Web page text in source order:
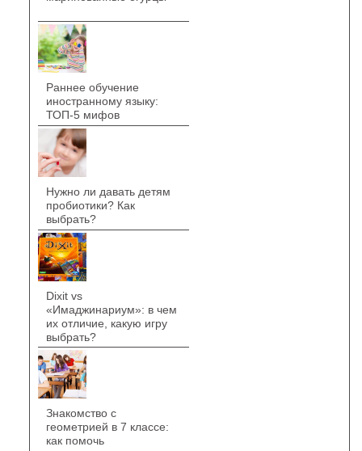
Раннее обучение
иностранному языку:
ТОП-5 мифов
Нужно ли давать детям
пробиотики? Как
выбрать?
Dixit vs
«Имаджинариум»: в чем
их отличие, какую игру
выбрать?
Знакомство с
геометрией в 7 классе:
как помочь